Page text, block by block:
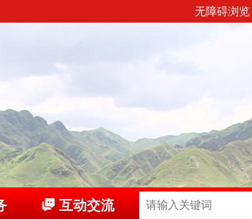
无障碍浏览
互动交流